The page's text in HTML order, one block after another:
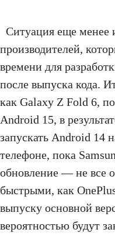
Ситуация еще менее
производителей,
времени для
после выпуска кода.
как Galaxy Z Fold 6,
Android 15, в
запускать Android 14
телефоне, пока
обновление — не все
быстрыми, как
выпуску основной
вероятностью будут